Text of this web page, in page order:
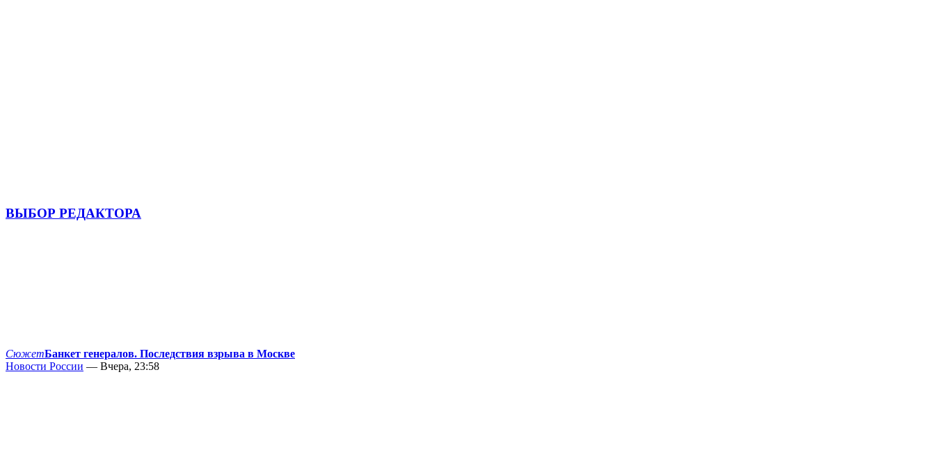
ВЫБОР РЕДАКТОРА
СюжетБанкет генералов. Последствия взрыва в Москве
Новости России — Вчера, 23:58